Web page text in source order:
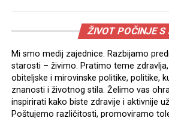
ŽIVOT POČINJE S
Mi smo medij zajednice. Razbijamo
starosti – živimo. Pratimo teme
obiteljske i mirovinske politike, politike,
znanosti i životnog stila. Želimo vas
inspirirati kako biste zdravije i aktivnije
Poštujemo različitosti, promoviramo